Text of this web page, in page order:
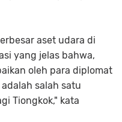
aset udara di
yang jelas bahwa,
oleh para diplomat
salah satu
Tiongkok," kata